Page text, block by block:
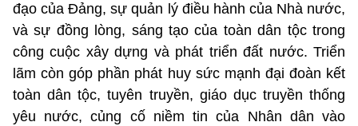
đạo của Đảng, sự quản lý điều hành của Nhà nước,
và sự đồng lòng, sáng tạo của toàn dân tộc trong
công cuộc xây dựng và phát triển đất nước. Triển
lãm còn góp phần phát huy sức mạnh đại đoàn kết
toàn dân tộc, tuyên truyền, giáo dục truyền thống
yêu nước, củng cố niềm tin của Nhân dân vào